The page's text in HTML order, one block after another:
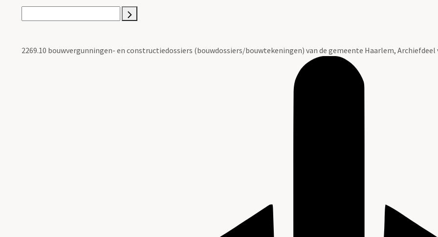
2269.10 bouwvergunningen- en constructiedossiers (bouwdossiers/bouwtekeningen) van de gemeente Haarlem, Archiefdeel